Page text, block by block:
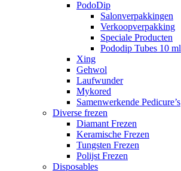
PodoDip
Salonverpakkingen
Verkoopverpakking
Speciale Producten
Pododip Tubes 10 ml
Xing
Gehwol
Laufwunder
Mykored
Samenwerkende Pedicure’s
Diverse frezen
Diamant Frezen
Keramische Frezen
Tungsten Frezen
Polijst Frezen
Disposables